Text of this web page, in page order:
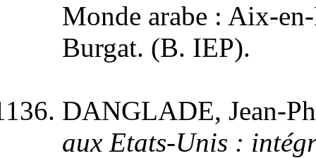
Monde arabe : Aix-
Burgat. (B. IEP).
DANGLADE, Jean-
aux Etats-Unis :